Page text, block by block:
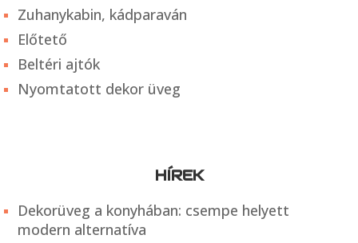
Zuhanykabin, kádparaván
Előtető
Beltéri ajtók
Nyomtatott dekor üveg
HÍREK
Dekorüveg a konyhában: csempe helyett
modern alternatíva